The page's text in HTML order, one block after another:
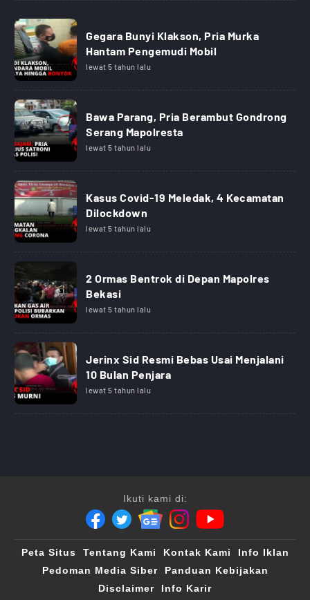
Gegara Bunyi Klakson, Pria Murka
Hantam Pengemudi Mobil
lewat 5 tahun lalu
Bawa Parang, Pria Berambut Gondrong
Serang Mapolresta
lewat 5 tahun lalu
Kasus Covid-19 Meledak, 4 Kecamatan
Dilockdown
lewat 5 tahun lalu
2 Ormas Bentrok di Depan Mapolres
Bekasi
lewat 5 tahun lalu
Jerinx Sid Resmi Bebas Usai Menjalani
10 Bulan Penjara
lewat 5 tahun lalu
Ikuti kami di:
Peta Situs Tentang Kami Kontak Kami
Info Iklan
Pedoman Media Siber
Panduan Kebijakan
Disclaimer
Info Karir